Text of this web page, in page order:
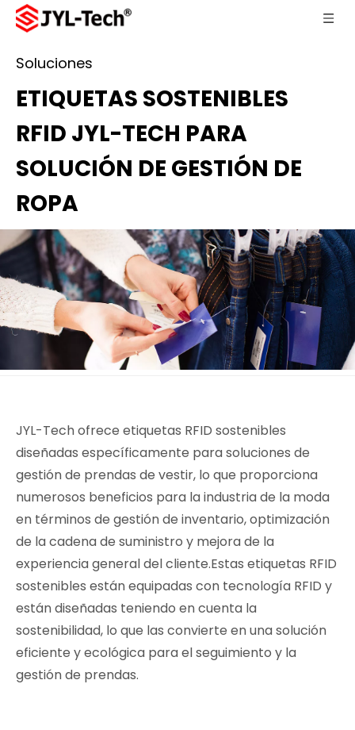
Soluciones
ETIQUETAS SOSTENIBLES
RFID JYL-TECH PARA
SOLUCIÓN DE GESTIÓN DE
ROPA
JYL-Tech ofrece etiquetas RFID sostenibles
diseñadas específicamente para soluciones de
gestión de prendas de vestir, lo que proporciona
numerosos beneficios para la industria de la moda
en términos de gestión de inventario, optimización
de la cadena de suministro y mejora de la
experiencia general del cliente.Estas etiquetas RFID
sostenibles están equipadas con tecnología RFID y
están diseñadas teniendo en cuenta la
sostenibilidad, lo que las convierte en una solución
eficiente y ecológica para el seguimiento y la
gestión de prendas.